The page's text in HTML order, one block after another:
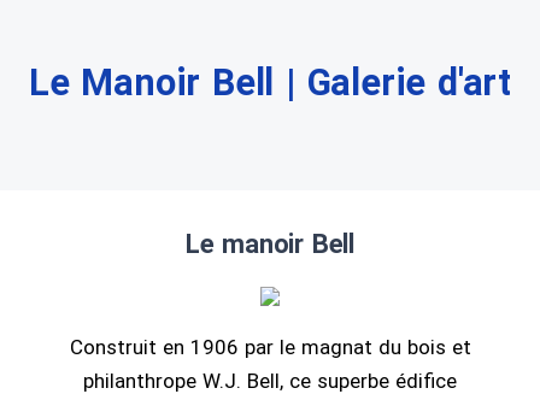
Le Manoir Bell | Galerie d'art
Le manoir Bell
Construit en 1906 par le magnat du bois et
philanthrope W.J. Bell, ce superbe édifice